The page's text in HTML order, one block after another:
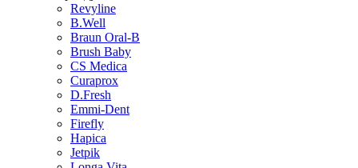
Revyline
B.Well
Braun Oral-B
Brush Baby
CS Medica
Curaprox
D.Fresh
Emmi-Dent
Firefly
Hapica
Jetpik